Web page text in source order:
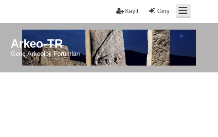
Giriş
Kayıt
Arkeo-TR
Genç Arkeoloji Forumları